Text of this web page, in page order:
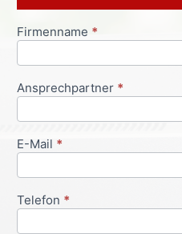
Anfrageformular
Firmenname *
Ansprechpartner *
E-Mail *
Telefon *